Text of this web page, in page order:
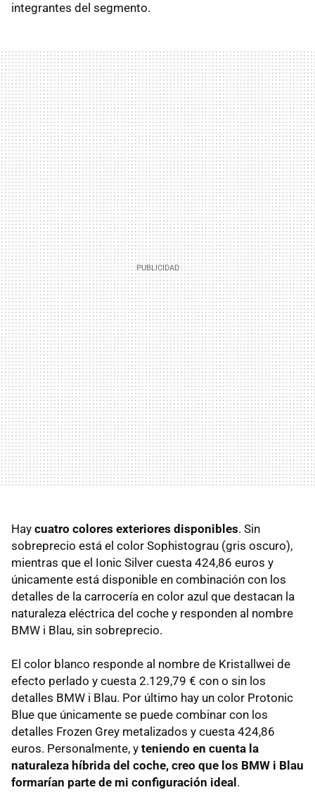
integrantes del segmento.
Hay cuatro colores exteriores disponibles. Sin
sobreprecio está el color Sophistograu (gris oscuro),
mientras que el Ionic Silver cuesta 424,86 euros y
únicamente está disponible en combinación con los
detalles de la carrocería en color azul que destacan la
naturaleza eléctrica del coche y responden al nombre
BMW i Blau, sin sobreprecio.
El color blanco responde al nombre de Kristallwei de
efecto perlado y cuesta 2.129,79 € con o sin los
detalles BMW i Blau. Por último hay un color Protonic
Blue que únicamente se puede combinar con los
detalles Frozen Grey metalizados y cuesta 424,86
euros. Personalmente, y teniendo en cuenta la
naturaleza híbrida del coche, creo que los BMW i Blau
formarían parte de mi configuración ideal .